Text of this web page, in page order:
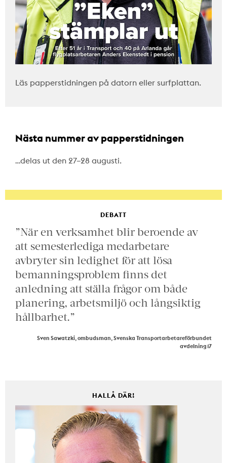
Läs papperstidningen på datorn eller surfplattan.
Nästa nummer av papperstidningen
…delas ut den 27–28 augusti.
DEBATT
”När en verksamhet blir beroende av
att semesterlediga medarbetare
avbryter sin ledighet för att lösa
bemanningsproblem finns det
anledning att ställa frågor om både
planering, arbetsmiljö och långsiktig
hållbarhet.”
Sven Sawatzki, ombudsman, Svenska Transportarbetareförbundet
avdelning 17
HALLÅ DÄR!